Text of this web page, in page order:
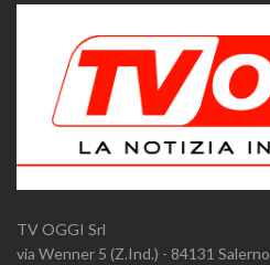
TV OGGI Srl
via Wenner 5 (Z.Ind.) - 84131 Salerno